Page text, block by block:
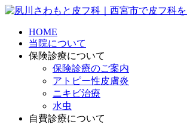
HOME
当院について
保険診療について
保険診療のご案内
アトピー性皮膚炎
ニキビ治療
水虫
自費診療について